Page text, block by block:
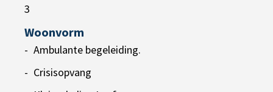
3
Woonvorm
Ambulante begeleiding.
Crisisopvang